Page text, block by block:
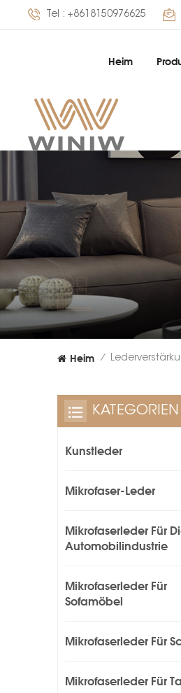
Tel : +8618150976625
Heim
Heim /
KATEGORIEN
Kunstleder
Mikrofaser-Leder
Mikrofaserleder Für
Automobilindustrie
Mikrofaserleder Für
Sofamöbel
Mikrofaserleder Für
Mikrofaserleder Für